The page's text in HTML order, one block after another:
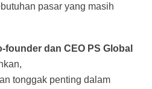
pasar yang masih
founder dan CEO PS Global
tonggak penting dalam